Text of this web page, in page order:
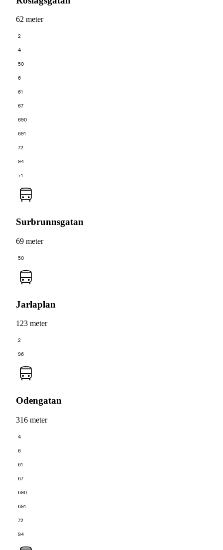
62 meter
2
4
50
6
61
67
690
691
72
94
+1
Surbrunnsgatan
69 meter
50
Jarlaplan
123 meter
2
96
Odengatan
316 meter
4
6
61
67
690
691
72
94